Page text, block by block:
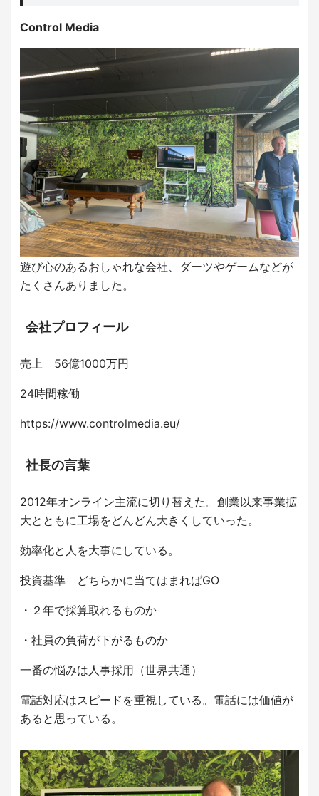
Control Media
遊び心のあるおしゃれな会社、ダーツやゲームなどが
たくさんありました。
会社プロフィール
売上 56億1000万円
24時間稼働
https://www.controlmedia.eu/
社長の言葉
2012年オンライン主流に切り替えた。創業以来事業拡
大とともに工場をどんどん大きくしていった。
効率化と人を大事にしている。
投資基準 どちらかに当てはまればGO
・２年で採算取れるものか
・社員の負荷が下がるものか
一番の悩みは人事採用（世界共通）
電話対応はスピードを重視している。電話には価値が
あると思っている。